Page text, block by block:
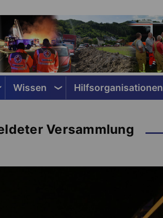
Wissen Hilfsorganisationen
Versammlung